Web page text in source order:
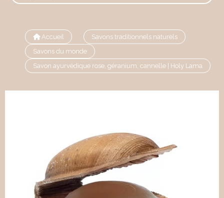
Accueil
Savons traditionnels naturels
Savons du monde
Savon ayurvédique rose, géranium, cannelle | Holy Lama